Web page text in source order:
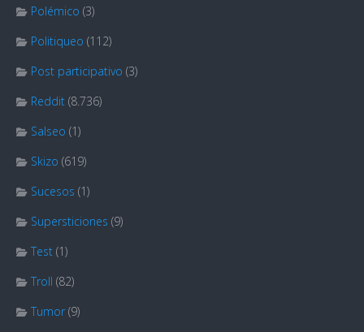
Polémico (3)
Politiqueo (112)
Post participativo (3)
Reddit (8.736)
Salseo (1)
Skizo (619)
Sucesos (1)
Supersticiones (9)
Test (1)
Troll (82)
Tumor (9)